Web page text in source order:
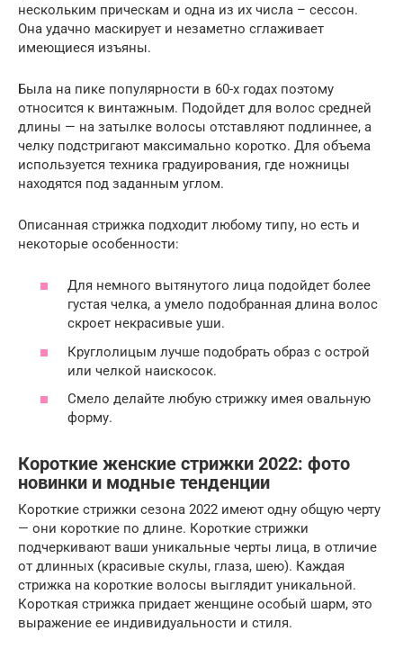
нескольким прическам и одна из их числа – сессон.
Она удачно маскирует и незаметно сглаживает
имеющиеся изъяны.
Была на пике популярности в 60-х годах поэтому
относится к винтажным. Подойдет для волос средней
длины — на затылке волосы отставляют подлиннее, а
челку подстригают максимально коротко. Для объема
используется техника градуирования, где ножницы
находятся под заданным углом.
Описанная стрижка подходит любому типу, но есть и
некоторые особенности:
Для немного вытянутого лица подойдет более
густая челка, а умело подобранная длина волос
скроет некрасивые уши.
Круглолицым лучше подобрать образ с острой
или челкой наискосок.
Смело делайте любую стрижку имея овальную
форму.
Короткие женские стрижки 2022: фото
новинки и модные тенденции
Короткие стрижки сезона 2022 имеют одну общую черту
— они короткие по длине. Короткие стрижки
подчеркивают ваши уникальные черты лица, в отличие
от длинных (красивые скулы, глаза, шею). Каждая
стрижка на короткие волосы выглядит уникальной.
Короткая стрижка придает женщине особый шарм, это
выражение ее индивидуальности и стиля.